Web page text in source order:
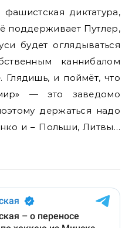
диктатура,
поддерживает Путлер,
будет оглядываться
каннибалом
и поймёт, что
— это заведомо
держаться надо
и – Польши, Литвы…